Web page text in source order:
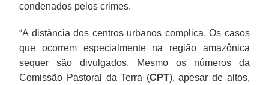
condenados pelos crimes.
“A distância dos centros urbanos complica. Os casos
que ocorrem especialmente na região amazônica
sequer são divulgados. Mesmo os números da
Comissão Pastoral da Terra (CPT), apesar de altos,